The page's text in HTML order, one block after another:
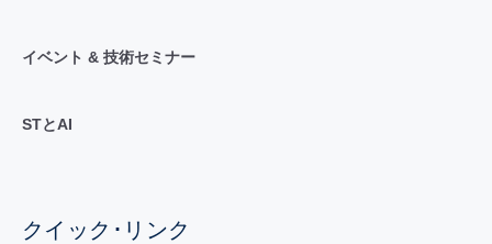
イベント & 技術セミナー
STとAI
クイック･リンク